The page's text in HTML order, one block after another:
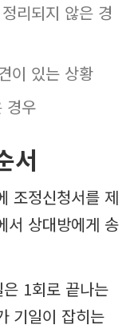
리되지 않은 경
이 있는 상황
경우
서
조정신청서를 제
서 상대방에게 송
1회로 끝나는
기일이 잡히는